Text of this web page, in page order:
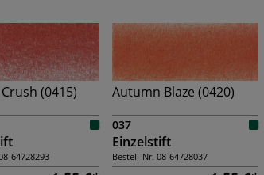
(0415)
64728293
Autumn Blaze (0420)
037
Einzelstift
Bestell-Nr. 08-64728037